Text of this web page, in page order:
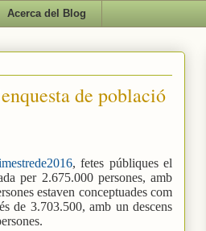
Acerca del Blog
de població
, fetes públiques el
per 2.675.000 persones, amb
estaven conceptuades com
de 3.703.500, amb un descens